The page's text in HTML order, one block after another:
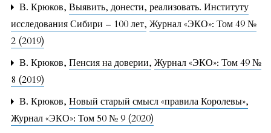
В. Крюков, Выявить, донести, реализовать. Институту
исследования Сибири – 100 лет, Журнал «ЭКО»: Том 49 №
2 (2019)
В. Крюков, Пенсия на доверии, Журнал «ЭКО»: Том 49 №
8 (2019)
В. Крюков, Новый старый смысл «правила Королевы»,
Журнал «ЭКО»: Том 50 № 9 (2020)